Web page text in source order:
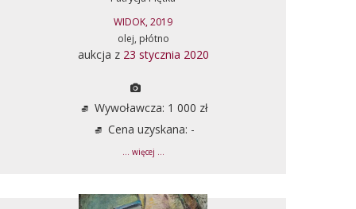
WIDOK, 2019
olej, płótno
aukcja z 23 stycznia 2020
Wywoławcza: 1 000 zł
Cena uzyskana: -
... więcej ...